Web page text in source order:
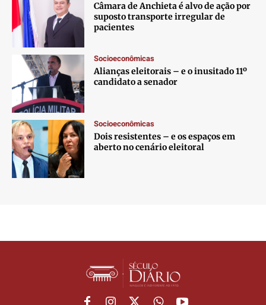
Câmara de Anchieta é alvo de ação por
suposto transporte irregular de
pacientes
Socioeconômicas
Alianças eleitorais – e o inusitado 11º
candidato a senador
Socioeconômicas
Dois resistentes – e os espaços em
aberto no cenário eleitoral